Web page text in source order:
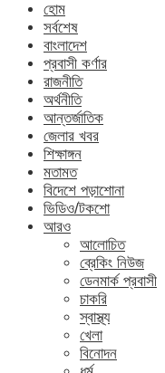
হোম
সর্বশেষ
বাংলাদেশ
প্রবাসী কর্ণার
রাজনীতি
অর্থনীতি
আন্তর্জাতিক
জেলার খবর
শিক্ষাঙ্গন
মতামত
বিদেশে পড়াশোনা
ভিডিও/টকশো
আরও
আলোচিত
ব্রেকিং নিউজ
ডেনমার্ক প্রবাসী
চাকরি
স্বাস্থ্য
খেলা
বিনোদন